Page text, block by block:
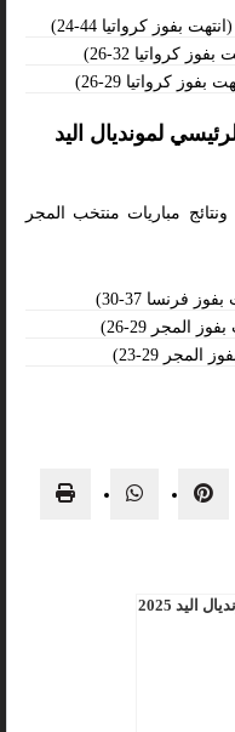
بفوز كرواتيا 44-24)
كرواتيا 32-26)
كرواتيا 29-26)
لمونديال اليد
مباريات منتخب المجر
فرنسا 37-30)
المجر 29-26)
29-23)
2025